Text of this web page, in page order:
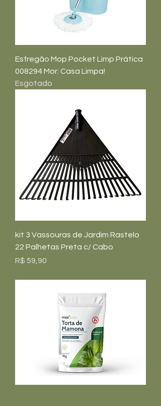
Esfregão Mop Pocket Limp Prática
008294 Mor: Casa Limpa!
Esgotado
kit 3 Vassouras de Jardim Rastelo
22 Palhetas Preta c/ Cabo
Preço
R$ 59,90